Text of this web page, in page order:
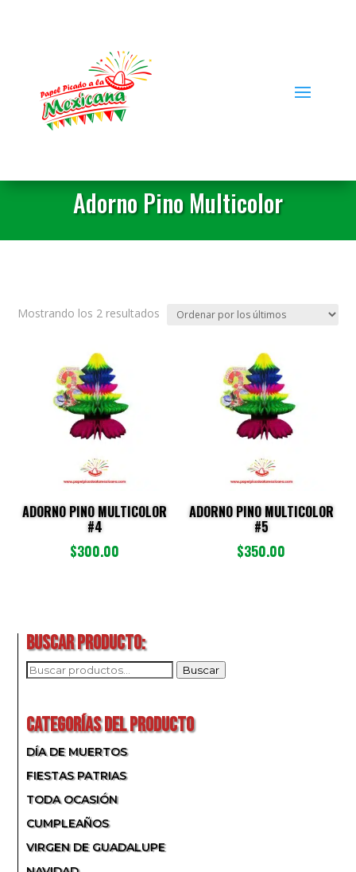
Adorno Pino Multicolor
Mostrando los 2 resultados Ordenado
ADORNO PINO MULTICOLOR
#4
$300.00
ADORNO PINO MULTICOLOR
#5
$350.00
BUSCAR PRODUCTO:
BUSCAR
Buscar
CATEGORÍAS DEL PRODUCTO
DÍA DE MUERTOS
FIESTAS PATRIAS
TODA OCASIÓN
CUMPLEAÑOS
VIRGEN DE GUADALUPE